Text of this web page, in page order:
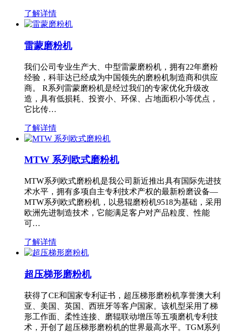
了解详情
雷蒙磨粉机
我们公司专业生产大、中型雷蒙磨粉机，拥有22年磨粉
经验，科菲达已经成为中国领先的磨粉机制造商和供应
商。 R系列雷蒙磨粉机是经过我们的专家优化升级改
造，具有低损耗、投资小、环保、占地面积小等优点，
它比传…
了解详情
MTW 系列欧式磨粉机
MTW系列欧式磨粉机是我公司新近推出具有国际先进技
术水平，拥有多项自主专利技术产权的最新粉磨设备—
MTW系列欧式磨粉机，以悬辊磨粉机9518为基础，采用
欧洲先进制造技术，它能满足客户对产品粒度、性能
可…
了解详情
超压梯形磨粉机
获得了CE和国家专利证书，超压梯形磨粉机享誉澳大利
亚、美国、英国、西班牙等客户国家。该机型采用了梯
形工作面、柔性连接、磨辊联动增压等五项磨机专利技
术，开创了超压梯形磨粉机的世界最高水平。TGM系列